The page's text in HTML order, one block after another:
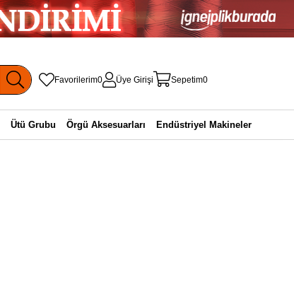
Favorilerim0 Üye Girişi Sepetim0
Ütü Grubu Örgü Aksesuarları Endüstriyel Makineler